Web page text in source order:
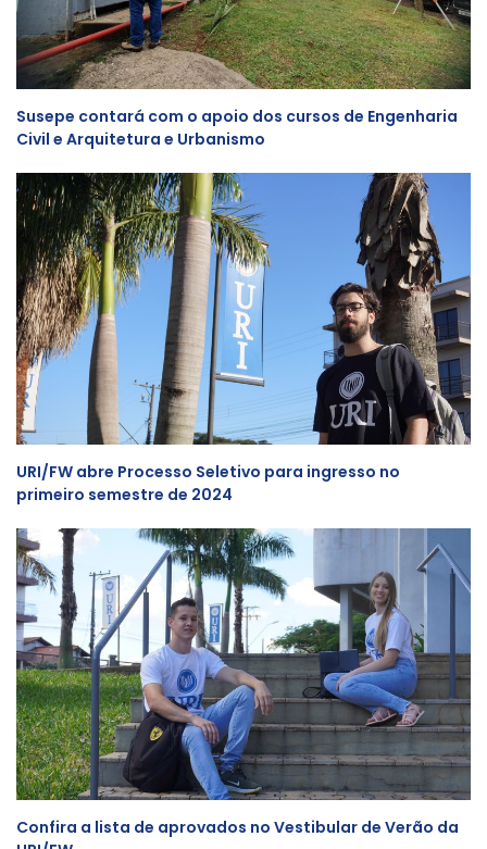
Susepe contará com o apoio dos cursos de Engenharia
Civil e Arquitetura e Urbanismo
URI/FW abre Processo Seletivo para ingresso no
primeiro semestre de 2024
Confira a lista de aprovados no Vestibular de Verão da